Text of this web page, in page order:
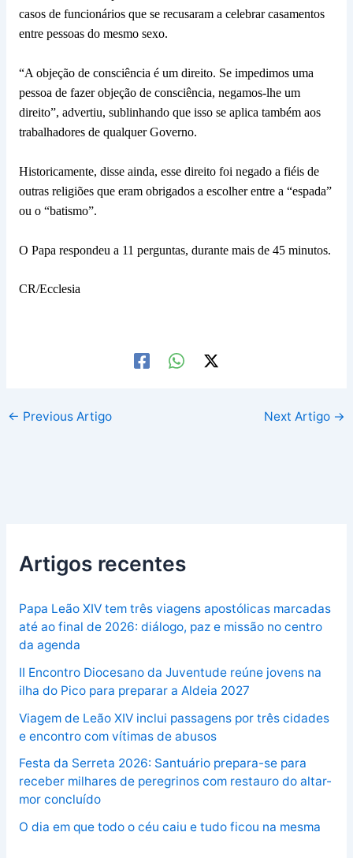
casos de funcionários que se recusaram a celebrar casamentos
entre pessoas do mesmo sexo.
“A objeção de consciência é um direito. Se impedimos uma
pessoa de fazer objeção de consciência, negamos-lhe um
direito”, advertiu, sublinhando que isso se aplica também aos
trabalhadores de qualquer Governo.
Historicamente, disse ainda, esse direito foi negado a fiéis de
outras religiões que eram obrigados a escolher entre a “espada”
ou o “batismo”.
O Papa respondeu a 11 perguntas, durante mais de 45 minutos.
CR/Ecclesia
← Previous Artigo Next Artigo →
Artigos recentes
Papa Leão XIV tem três viagens apostólicas marcadas
até ao final de 2026: diálogo, paz e missão no centro
da agenda
II Encontro Diocesano da Juventude reúne jovens na
ilha do Pico para preparar a Aldeia 2027
Viagem de Leão XIV inclui passagens por três cidades
e encontro com vítimas de abusos
Festa da Serreta 2026: Santuário prepara-se para
receber milhares de peregrinos com restauro do altar-
mor concluído
O dia em que todo o céu caiu e tudo ficou na mesma